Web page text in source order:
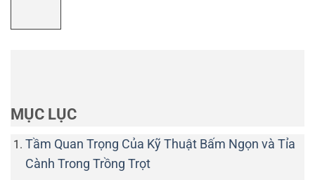
MỤC LỤC
Tầm Quan Trọng Của Kỹ Thuật Bấm Ngọn và Tỉa
Cành Trong Trồng Trọt